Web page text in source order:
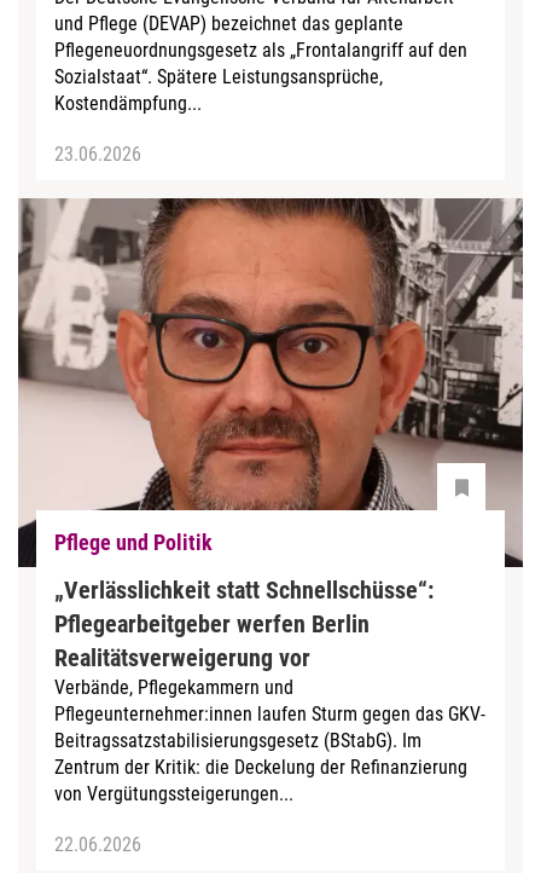
und Pflege (DEVAP) bezeichnet das geplante
Pflegeneuordnungsgesetz als „Frontalangriff auf den
Sozialstaat“. Spätere Leistungsansprüche,
Kostendämpfung...
23.06.2026
Pflege und Politik
„Verlässlichkeit statt Schnellschüsse“:
Pflegearbeitgeber werfen Berlin
Realitätsverweigerung vor
Verbände, Pflegekammern und
Pflegeunternehmer:innen laufen Sturm gegen das GKV-
Beitragssatzstabilisierungsgesetz (BStabG). Im
Zentrum der Kritik: die Deckelung der Refinanzierung
von Vergütungssteigerungen...
22.06.2026